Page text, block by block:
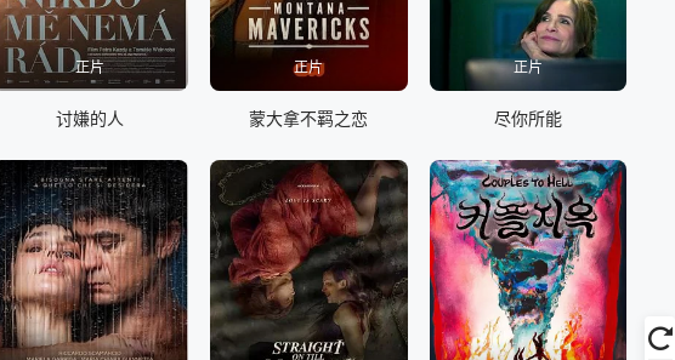
正片
讨嫌的人
正片
蒙大拿不羁之恋
正片
尽你所能